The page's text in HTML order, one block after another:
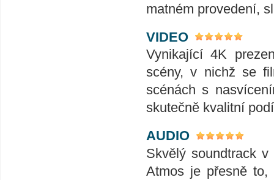
matném provedení,
VIDEO
Vynikající 4K
scény, v nichž se
scénách s
skutečně kvalitní
AUDIO
Skvělý soundtrack
Atmos je přesně to,